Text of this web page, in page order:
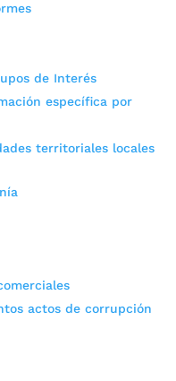
de Interés
específica por
territoriales locales
actos de corrupción
actualización del
quienes cuenten con
este servicio.